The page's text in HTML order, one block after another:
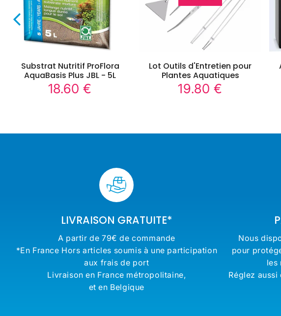
Substrat Nutritif ProFlora
AquaBasis Plus JBL - 5L
Prix
18.60 €
Lot Outils d'Entretien pour
Plantes Aquatiques
Prix
19.80 €
LIVRAISON GRATUITE*
A partir de 79€ de commande
*En France Hors articles soumis à une participation
aux frais de port
Livraison en France métropolitaine,
et en Belgique
Nous
pour
les
Réglez